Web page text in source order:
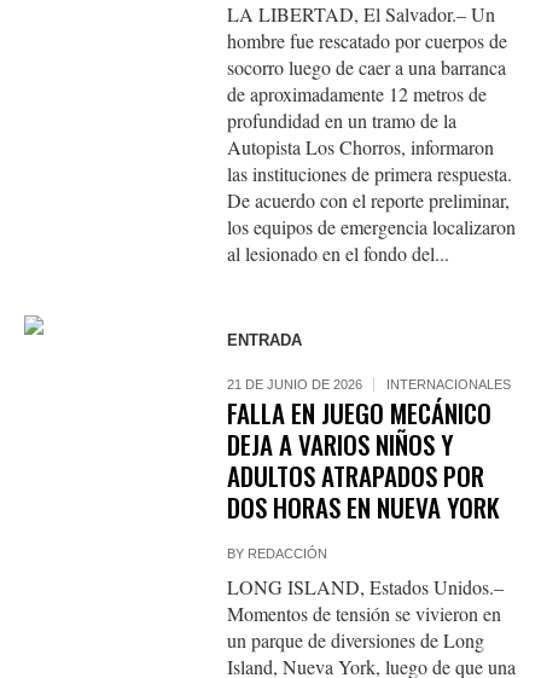
LA LIBERTAD, El Salvador.– Un
hombre fue rescatado por cuerpos de
socorro luego de caer a una barranca
de aproximadamente 12 metros de
profundidad en un tramo de la
Autopista Los Chorros, informaron
las instituciones de primera respuesta.
De acuerdo con el reporte preliminar,
los equipos de emergencia localizaron
al lesionado en el fondo del...
ENTRADA
21 DE JUNIO DE 2026 INTERNACIONALES
FALLA EN JUEGO MECÁNICO
DEJA A VARIOS NIÑOS Y
ADULTOS ATRAPADOS POR
DOS HORAS EN NUEVA YORK
BY REDACCIÓN
LONG ISLAND, Estados Unidos.–
Momentos de tensión se vivieron en
un parque de diversiones de Long
Island, Nueva York, luego de que una